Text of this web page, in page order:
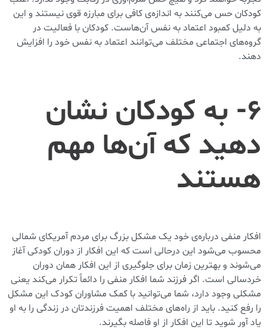
کودکان حس می‌کنند به اندازه‌ی کافی برای مبارزه قوی نیستند و این
به دلیل کمبود اعتماد به نفس آن‌هاست. کودکان با فعالیت در
گروه‌های اجتماعی مختلف می‌توانند اعتماد به نفس خود را افزایش
دهند.
۶- به کودکان نشان
دهید که آن‌ها مهم
هستند
افکار منفی درباره‌ی خود یک مشکل بزرگ برای مردم آمریکای شمالی
محسوب می‌شود این درحالی است که این افکار از دوران کودکی آغاز
می‌شوند و بهترین زمان برای جلوگیری از این افکار همان دوران
خردسالی است. اگر فرزند شما افکار منفی را دائماً تکرار می‌کند یعنی
مشکلی وجود دارد، شما می‌توانید با کمک مشاوران کودک این مشکل
را رفع کنید. باید از راه‌های مختلف اهمیت فرزندتان در زندگی را به او
یاد آور شوید تا این افکار از او فاصله بگیرند.